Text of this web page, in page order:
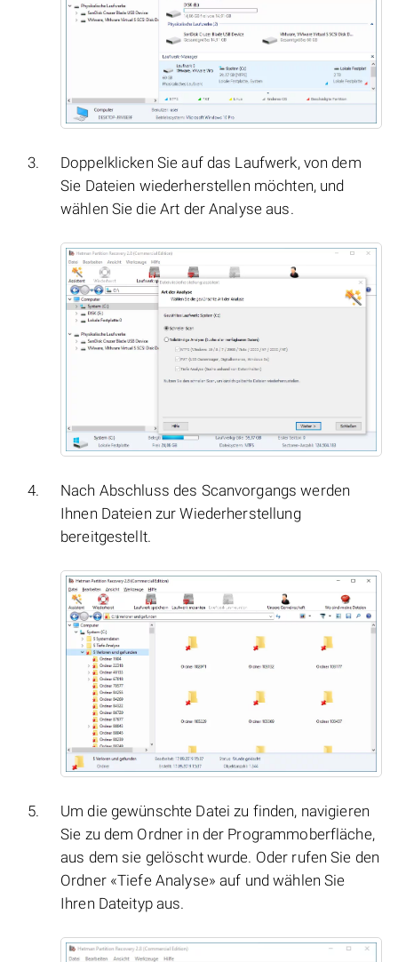
Doppelklicken Sie auf das Laufwerk, von dem
Sie Dateien wiederherstellen möchten, und
wählen Sie die Art der Analyse aus.
Nach Abschluss des Scanvorgangs werden
Ihnen Dateien zur Wiederherstellung
bereitgestellt.
Um die gewünschte Datei zu finden, navigieren
Sie zu dem Ordner in der Programmoberfläche,
aus dem sie gelöscht wurde. Oder rufen Sie den
Ordner «Tiefe Analyse» auf und wählen Sie
Ihren Dateityp aus.